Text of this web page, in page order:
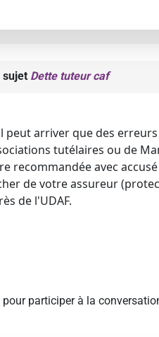
Dette tuteur caf
peut arriver que des
tutélaires ou de
recommandée avec
de votre assureur
de l'UDAF.
pour participer à la